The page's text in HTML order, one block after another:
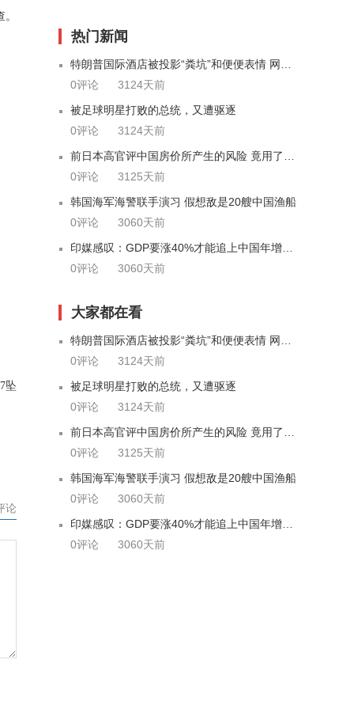
坠
论
热门新闻
0评论
3124天前
被足球明星打败的总统，又遭驱逐
0评论
3124天前
0评论
3125天前
韩国海军海警联手演习 假想敌是20艘中国渔船
0评论
3060天前
0评论
3060天前
大家都在看
0评论
3124天前
被足球明星打败的总统，又遭驱逐
0评论
3124天前
0评论
3125天前
韩国海军海警联手演习 假想敌是20艘中国渔船
0评论
3060天前
0评论
3060天前